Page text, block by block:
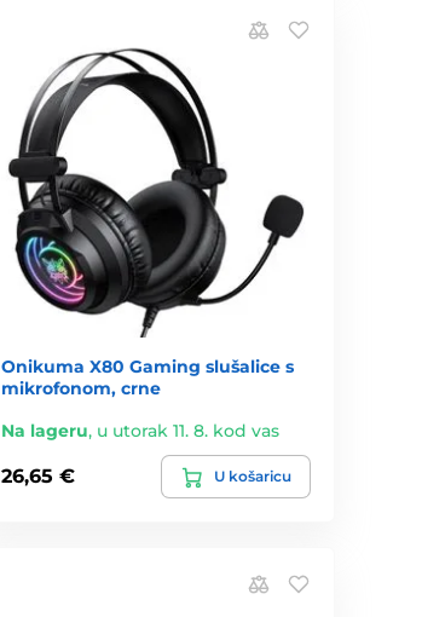
Onikuma X80 Gaming slušalice s
mikrofonom, crne
Na lageru, u utorak 11. 8. kod vas
26,65 € U košaricu